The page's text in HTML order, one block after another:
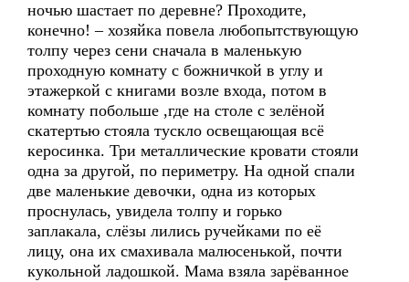
ночью шастает по деревне? Проходите,
конечно! – хозяйка повела любопытствующую
толпу через сени сначала в маленькую
проходную комнату с божничкой в углу и
этажеркой с книгами возле входа, потом в
комнату побольше ,где на столе с зелёной
скатертью стояла тускло освещающая всё
керосинка. Три металлические кровати стояли
одна за другой, по периметру. На одной спали
две маленькие девочки, одна из которых
проснулась, увидела толпу и горько
заплакала, слёзы лились ручейками по её
лицу, она их смахивала малюсенькой, почти
кукольной ладошкой. Мама взяла зарёванное